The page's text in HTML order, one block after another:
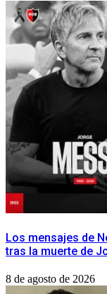
Los mensajes de
tras la muerte de
8 de agosto de 2026